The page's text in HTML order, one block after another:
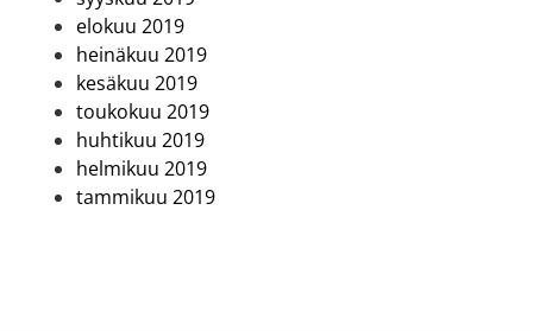
elokuu 2019
heinäkuu 2019
kesäkuu 2019
toukokuu 2019
huhtikuu 2019
helmikuu 2019
tammikuu 2019